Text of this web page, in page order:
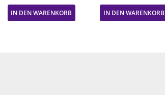
IN DEN WARENKORB IN DEN WARENKORB